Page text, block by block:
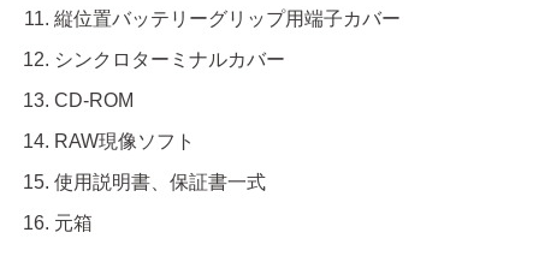
縦位置バッテリーグリップ用端子カバー
シンクロターミナルカバー
CD-ROM
RAW現像ソフト
使用説明書、保証書一式
元箱